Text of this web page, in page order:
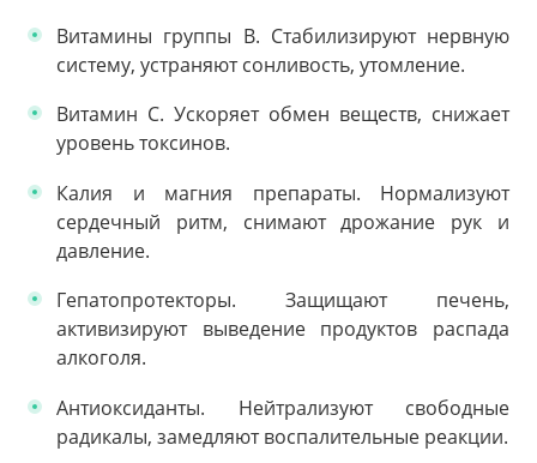
Витамины группы B. Стабилизируют нервную
систему, устраняют сонливость, утомление.
Витамин С. Ускоряет обмен веществ, снижает
уровень токсинов.
Калия и магния препараты. Нормализуют
сердечный ритм, снимают дрожание рук и
давление.
Гепатопротекторы. Защищают печень,
активизируют выведение продуктов распада
алкоголя.
Антиоксиданты. Нейтрализуют свободные
радикалы, замедляют воспалительные реакции.